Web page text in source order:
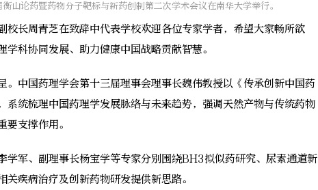
山论药暨药物分子靶标与新药创制第二次学术会议在南华大学举行。
长周青芝在致辞中代表学校欢迎各位专家学者，希望大家畅所欲
学科协同发展、助力健康中国战略贡献智慧。
中国药理学会第十三届理事会理事长魏伟教授以《传承创新中国药
系统梳理中国药理学发展脉络与未来趋势，强调天然产物与传统药物
要支撑作用。
军、副理事长杨宝学等专家分别围绕BH3拟似药研究、尿素通道新
关疾病治疗及创新药物研发提供新思路。